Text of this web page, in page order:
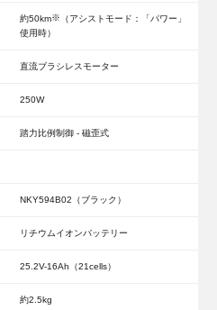
約50km※ （アシストモード：「パワー」
使用時）
直流ブラシレスモーター
250W
踏力比例制御 - 磁歪式
NKY594B02（ブラック）
リチウムイオンバッテリー
25.2V-16Ah（21cells）
約2.5kg